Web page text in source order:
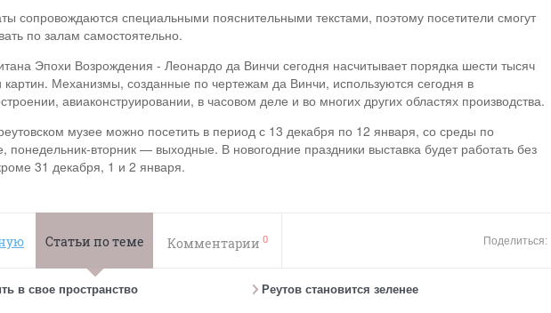
сопровождаются специальными пояснительными текстами, поэтому посетители смогут
по залам самостоятельно.
Эпохи Возрождения - Леонардо да Винчи сегодня насчитывает порядка шести тысяч
картин. Механизмы, созданные по чертежам да Винчи, используются сегодня в
авиаконструировании, в часовом деле и во многих других областях производства.
музее можно посетить в период с 13 декабря по 12 января, со среды по
понедельник-вторник — выходные. В новогодние праздники выставка будет работать без
31 декабря, 1 и 2 января.
Статьи по теме Комментарии 0 Поделиться:
в свое пространство Реутов становится зеленее